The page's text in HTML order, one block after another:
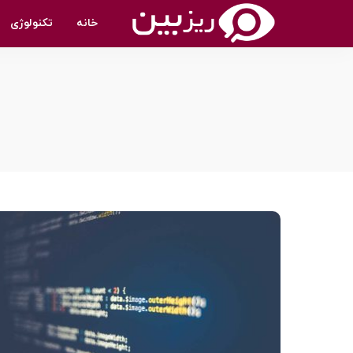
خانه تکنولوژی